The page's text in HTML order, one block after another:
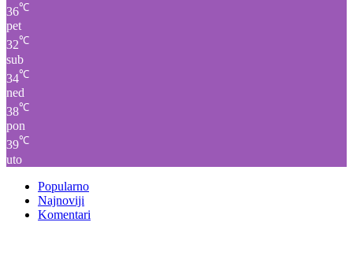
36℃
pet
32℃
sub
34℃
ned
38℃
pon
39℃
uto
Popularno
Najnoviji
Komentari